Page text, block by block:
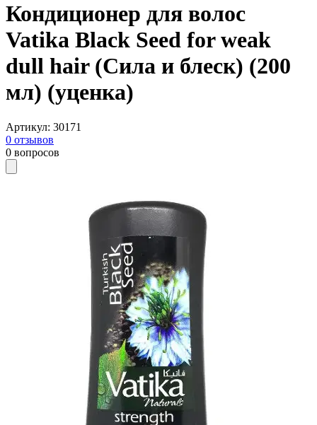
Кондиционер для волос
Vatika Black Seed for weak
dull hair (Сила и блеск) (200
мл) (уценка)
Артикул: 30171
0 отзывов
0 вопросов